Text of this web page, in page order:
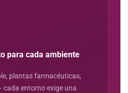
para cada ambiente
plantas farmacéuticas,
entorno exige una